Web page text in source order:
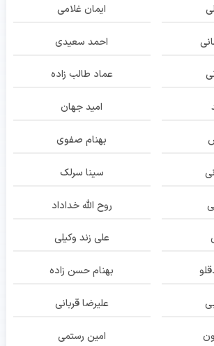
ایمان غلامی
احمد سعیدی
عماد طالب زاده
امید جهان
بهنام صفوی
سینا سرلک
روح الله خداداد
علی زند وکیلی
بهنام حسن زاده
علیرضا قربانی
امین رستمی